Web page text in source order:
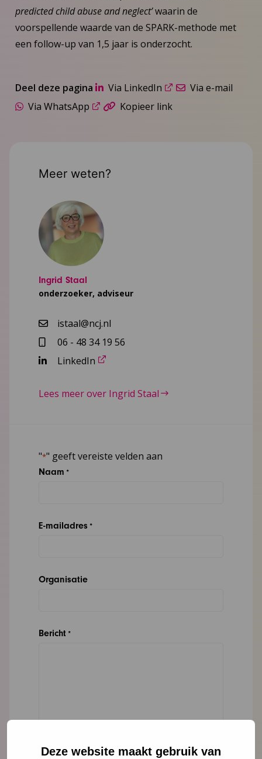
Deze website maakt gebruik van
predicted child abuse and neglect’waarin de
voorspellende waarde van de SPARK-methode met
een follow-up van 1,5 jaar is onderzocht.
Deel deze pagina Via LinkedIn
Via e-mail
Via WhatsApp
Kopieer link
Meer weten?
Ingrid Staal
onderzoeker, adviseur
istaal@ncj.nl
06 - 48 34 19 56
LinkedIn
Lees meer over Ingrid Staal
"*" geeft vereiste velden aan
Naam *
E-mailadres *
Organisatie
Bericht *